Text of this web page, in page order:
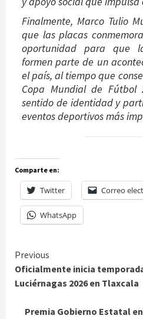
Finalmente, Marco Tulio
que las placas
oportunidad para que
formen parte de un
el país, al tiempo que
Copa Mundial de Fútbol
sentido de identidad y
eventos deportivos más
Comparte en:
Twitter Correo
WhatsApp
Continue
Reading
Previous
Oficialmente inicia
Luciérnagas 2026 en Tlaxcala
Premia Gobierno Estatal